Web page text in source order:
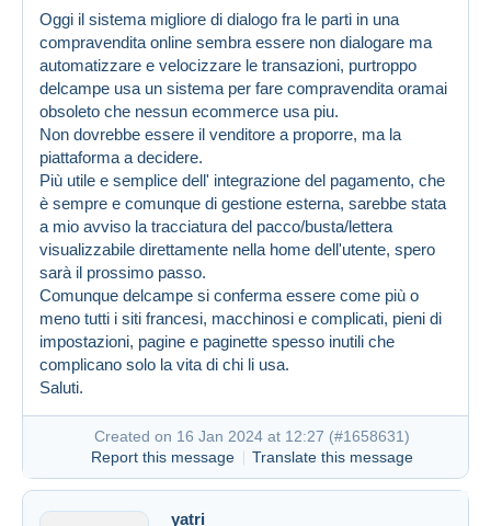
Created on 16 Jan 2024 at 12:12
Oggi il sistema migliore di dialogo fra le parti in una
compravendita online sembra essere non dialogare ma
automatizzare e velocizzare le transazioni, purtroppo
delcampe usa un sistema per fare compravendita oramai
obsoleto che nessun ecommerce usa piu.
Non dovrebbe essere il venditore a proporre, ma la
piattaforma a decidere.
Più utile e semplice dell' integrazione del pagamento, che
è sempre e comunque di gestione esterna, sarebbe stata
a mio avviso la tracciatura del pacco/busta/lettera
visualizzabile direttamente nella home dell'utente, spero
sarà il prossimo passo.
Comunque delcampe si conferma essere come più o
meno tutti i siti francesi, macchinosi e complicati, pieni di
impostazioni, pagine e paginette spesso inutili che
complicano solo la vita di chi li usa.
Saluti.
Created on 16 Jan 2024 at 12:27 (#1658631)
Report this message
Translate this message
yatri